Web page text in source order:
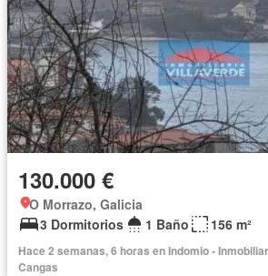
130.000 €
O Morrazo, Galicia
3 Dormitorios
1 Baño 156 m²
Hace 2 semanas, 6 horas en Indomio -
Cangas